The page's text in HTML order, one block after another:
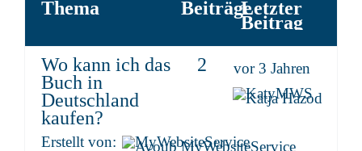
Thema BeiträgeLetzter
Beitrag
Wo kann ich das
Buch in
Deutschland
kaufen?
Erstellt von:
MyWebsiteService
2
vor 3 Jahren
KatyMWS